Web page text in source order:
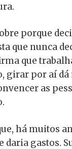
porque
que nunca
que
girar por aí
as
há muitos
daria gastos.